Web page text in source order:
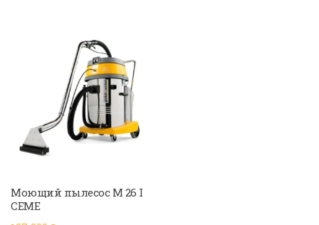
Моющий пылесос M 26 I
CEME